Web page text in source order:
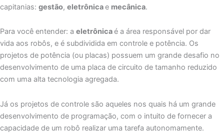
capitanias: gestão, eletrônicae mecânica.
Para você entender: a eletrônicaé a área responsável por dar
vida aos robôs, e é subdividida em controle e potência. Os
projetos de potência (ou placas) possuem um grande desafio no
desenvolvimento de uma placa de circuito de tamanho reduzido
com uma alta tecnologia agregada.
Já os projetos de controle são aqueles nos quais há um grande
desenvolvimento de programação, com o intuito de fornecer a
capacidade de um robô realizar uma tarefa autonomamente.